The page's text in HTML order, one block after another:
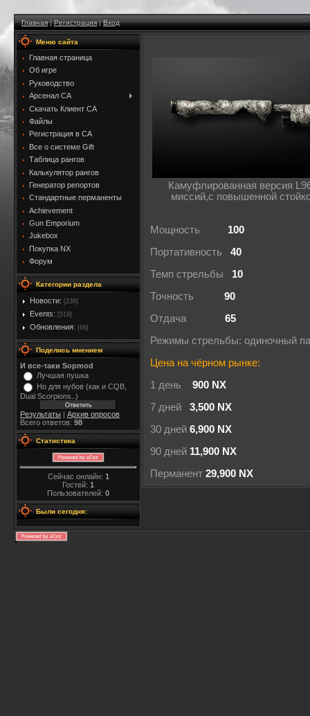
Главная|Регистрация|Вход
Меню сайта
Главная страница
Об игре
Руководство
Арсенал CA
Скачать Клиент CA
Файлы
Регистрация в CA
Все о системе Gift
Таблица рангов
Калькулятор рангов
Генератор репортов
Стандартные перманенты
Achievement
Gun Emporium
Jukebox
Покупка NX
Форум
Категории раздела
Новости: [238]
Events: [519]
Обновления: [66]
Поделись мнением
И все-таки Sopmod
Лучшая пушка
Но для нубов (как и CQB,
Dual Scorpions..)
Результаты | Архив опросов
Всего ответов: 98
Статистика
Сейчас онлайн: 1
Гостей: 1
Пользователей: 0
Были сегодня:
Камуфлированная версия
миссий,с повышенной
Мощность 100
Портативность 40
Темп стрельбы 10
Точность 90
Отдача 65
Режимы стрельбы: одиночный
Цена на чёрном рынке:
1 день
900 NX
7 дней 3,500 NX
30 дней 6,900 NX
90 дней 11,900 NX
Перманент 29,900 NX